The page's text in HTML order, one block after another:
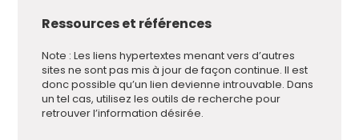
Ressources et références
Note : Les liens hypertextes menant vers d’autres
sites ne sont pas mis à jour de façon continue. Il est
donc possible qu’un lien devienne introuvable. Dans
un tel cas, utilisez les outils de recherche pour
retrouver l’information désirée.